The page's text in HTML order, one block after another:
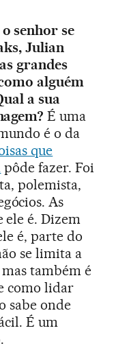
senhor se
Julian
grandes
alguém
a sua
É uma
é o da
que
pôde fazer. Foi
polemista,
As
ele é. Dizem
é, parte do
se limita a
também é
como lidar
sabe onde
É um